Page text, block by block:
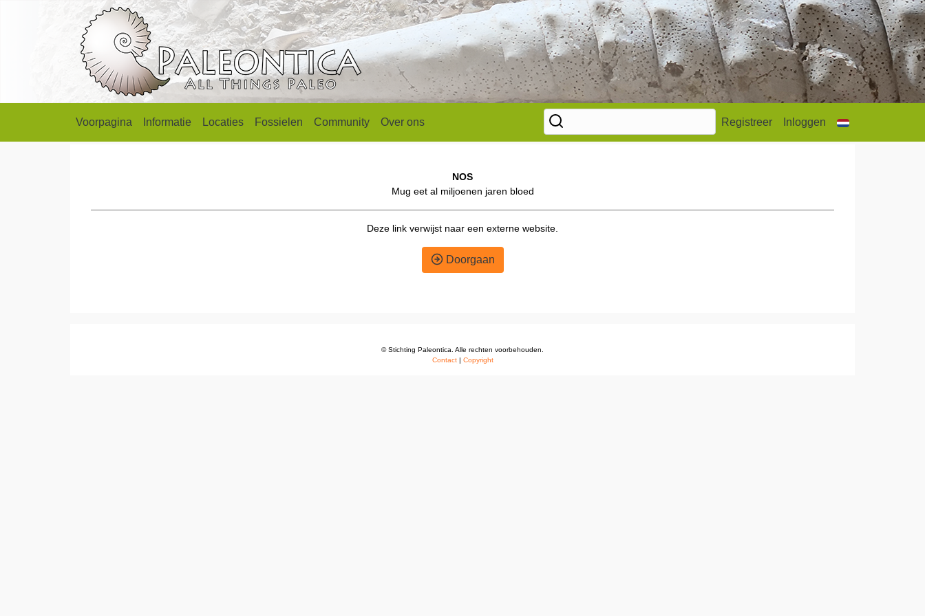
Voorpagina Informatie Locaties Fossielen Community Over ons Registreer Inloggen
NOS
Mug eet al miljoenen jaren bloed
Deze link verwijst naar een externe website.
Doorgaan
© Stichting Paleontica. Alle rechten voorbehouden.
Contact| Copyright